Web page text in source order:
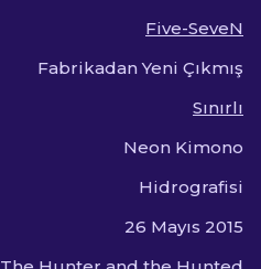
Five-SeveN
Fabrikadan Yeni Çıkmış
Sınırlı
Neon Kimono
Hidrografisi
26 Mayıs 2015